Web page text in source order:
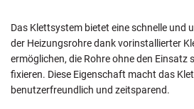
Das Klettsystem bietet eine schnelle und
der Heizungsrohre dank vorinstallierter
ermöglichen, die Rohre ohne den Einsatz
fixieren. Diese Eigenschaft macht das
benutzerfreundlich und zeitsparend.